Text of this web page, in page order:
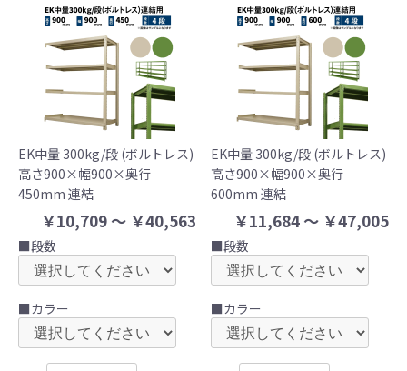
EK中量 300kg/段 (ボルトレス)
高さ900×幅900×奥行
450mm 連結
￥10,709 ～ ￥40,563
■段数
■カラー
EK中量 300kg/段 (ボルトレス)
高さ900×幅900×奥行
600mm 連結
￥11,684 ～ ￥47,005
■段数
■カラー